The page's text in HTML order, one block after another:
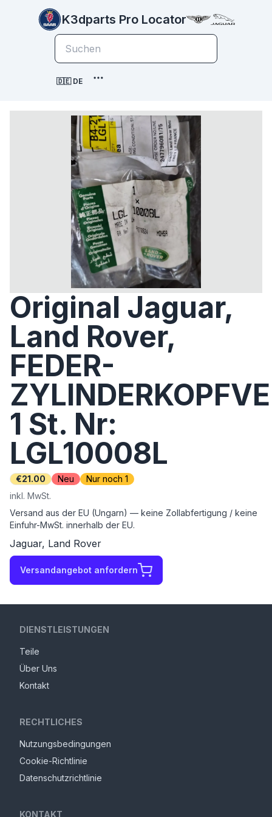
K3dparts Pro Locator
🇩🇪 DE
Original Jaguar,
Land Rover,
FEDER-
1 St. Nr:
LGL10008L
€21.00 Neu
Nur noch 1
inkl. MwSt.
Versand aus der EU (Ungarn) — keine Zollabfertigung / keine
Einfuhr-MwSt. innerhalb der EU.
Jaguar, Land Rover
Versandangebot anfordern
DIENSTLEISTUNGEN
Teile
Über Uns
Kontakt
RECHTLICHES
Nutzungsbedingungen
Cookie-Richtlinie
Datenschutzrichtlinie
KONTAKT